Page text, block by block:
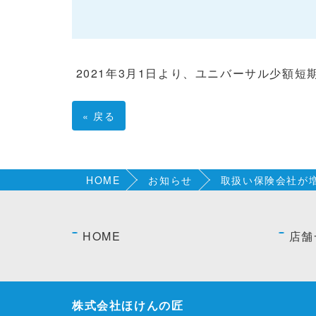
2021年3月1日より、ユニバーサル少額短
« 戻る
HOME お知らせ 取扱い保険会社が
HOME 店
株式会社ほけんの匠